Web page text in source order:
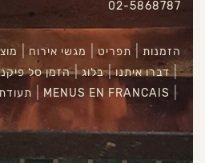
הזמנות תפריט מגשי אירוח
דברו איתנו
בלוג
הזמן סל
MENUS EN FRANCAIS
02-5868787